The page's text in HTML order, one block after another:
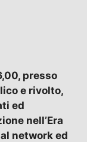
presso
e rivolto,
ed
nell’Era
network ed